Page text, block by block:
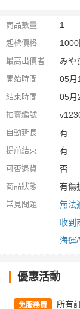
商品數量 1
起標價格 1000
最高出價者 みや
開始時間 05月
結束時間 05月
拍賣編號
自動延長 有
提前結束 有
可否退貨 否
商品狀態 有傷
常見問題
無法
收到
海運
優惠活動
免服務費 所有